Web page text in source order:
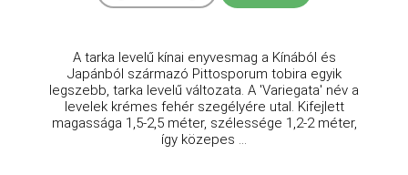
A tarka levelű kínai enyvesmag a Kínából és
Japánból származó Pittosporum tobira egyik
legszebb, tarka levelű változata. A 'Variegata' név a
levelek krémes fehér szegélyére utal. Kifejlett
magassága 1,5-2,5 méter, szélessége 1,2-2 méter,
így közepes ...